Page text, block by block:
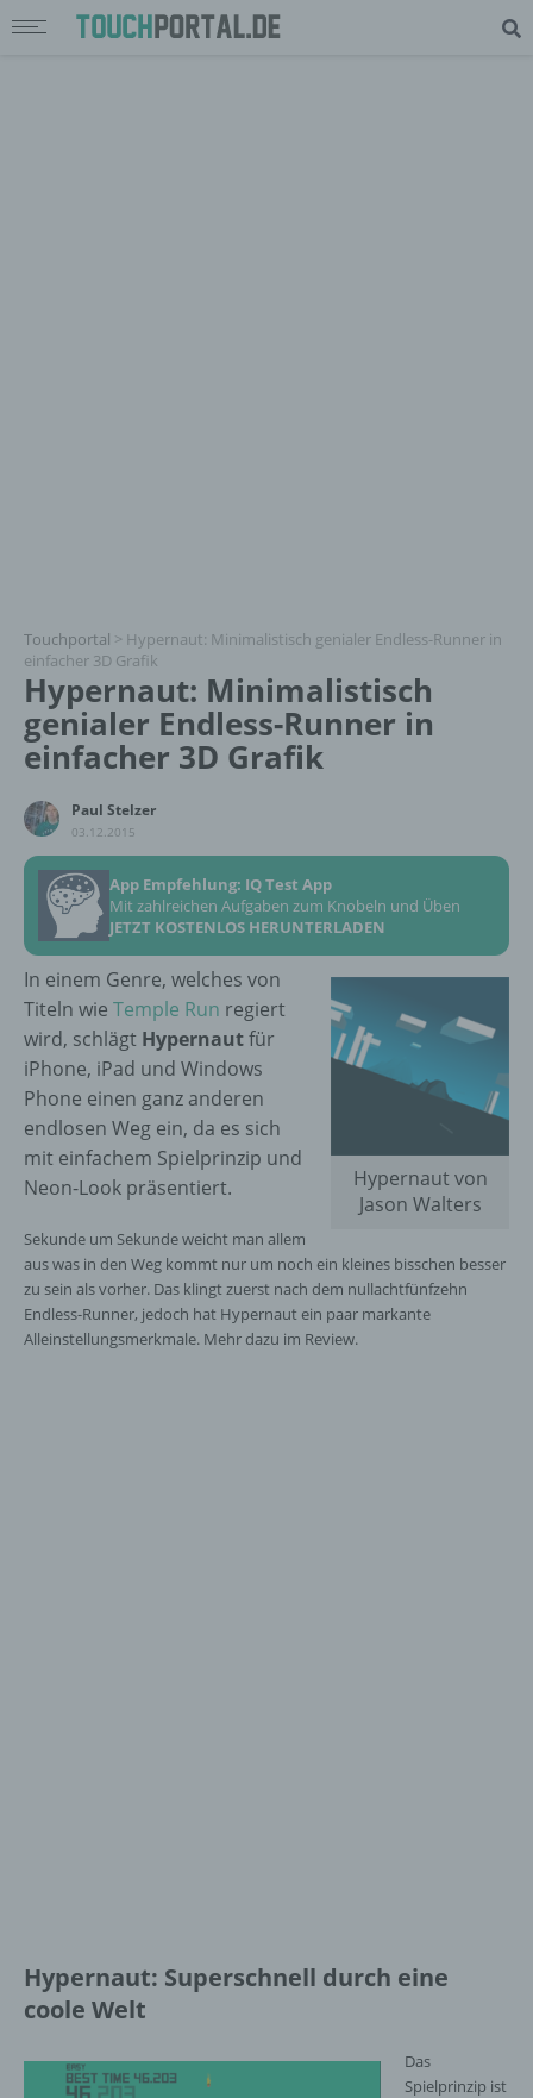
Touchportal > Hypernaut: Minimalistisch genialer Endless-Runner in
einfacher 3D Grafik
Hypernaut: Minimalistisch
genialer Endless-Runner in
einfacher 3D Grafik
Paul Stelzer
03.12.2015
App Empfehlung: IQ Test App
Mit zahlreichen Aufgaben zum Knobeln und Üben
JETZT KOSTENLOS HERUNTERLADEN
Hypernaut von
Jason Walters
In einem Genre, welches von
Titeln wie Temple Run regiert
wird, schlägt Hypernautfür
iPhone, iPad und Windows
Phone einen ganz anderen
endlosen Weg ein, da es sich
mit einfachem Spielprinzip und
Neon-Look präsentiert.
Sekunde um Sekunde weicht man allem
aus was in den Weg kommt nur um noch ein kleines bisschen besser
zu sein als vorher. Das klingt zuerst nach dem nullachtfünfzehn
Endless-Runner, jedoch hat Hypernaut ein paar markante
Alleinstellungsmerkmale. Mehr dazu im Review.
Hypernaut: Superschnell durch eine
coole Welt
Das
Spielprinzip ist